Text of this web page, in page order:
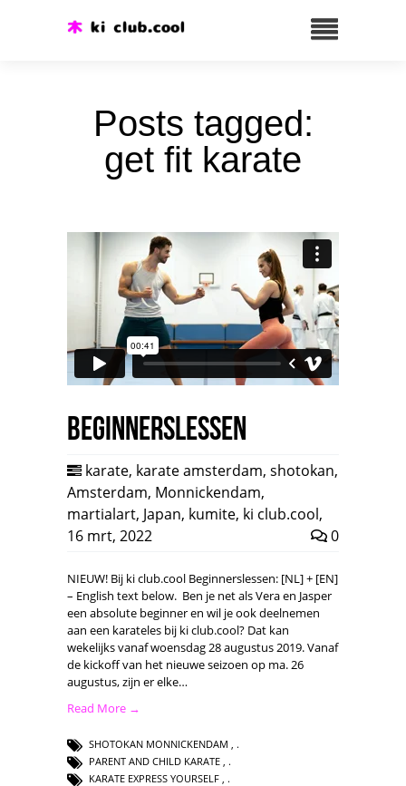
Posts tagged:
get fit karate
Beginnerslessen
karate, karate amsterdam, shotokan,
Amsterdam, Monnickendam,
martialart, Japan, kumite, ki club.cool,
16 mrt, 2022
0
NIEUW! Bij ki club.cool Beginnerslessen: [NL] + [EN]
– English text below. Ben je net als Vera en Jasper
een absolute beginner en wil je ook deelnemen
aan een karateles bij ki club.cool? Dat kan
wekelijks vanaf woensdag 28 augustus 2019. Vanaf
de kickoff van het nieuwe seizoen op ma. 26
augustus, zijn er elke…
Read More →
SHOTOKAN MONNICKENDAM
PARENT AND CHILD KARATE
KARATE EXPRESS YOURSELF